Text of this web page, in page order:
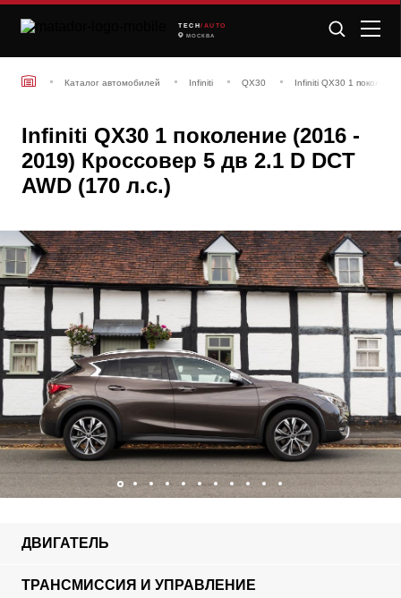
TECH /AUTO
МОСКВА
Каталог автомобилей Infiniti QX30 Infiniti QX30 1
Infiniti QX30 1 поколение (2016 -
2019) Кроссовер 5 дв 2.1 D DCT
AWD (170 л.с.)
ДВИГАТЕЛЬ
ТРАНСМИССИЯ И УПРАВЛЕНИЕ